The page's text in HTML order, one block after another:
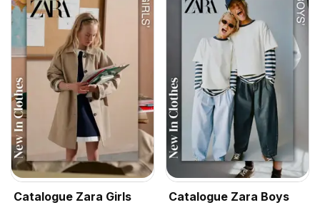
Catalogue Zara Girls Catalogue Zara Boys